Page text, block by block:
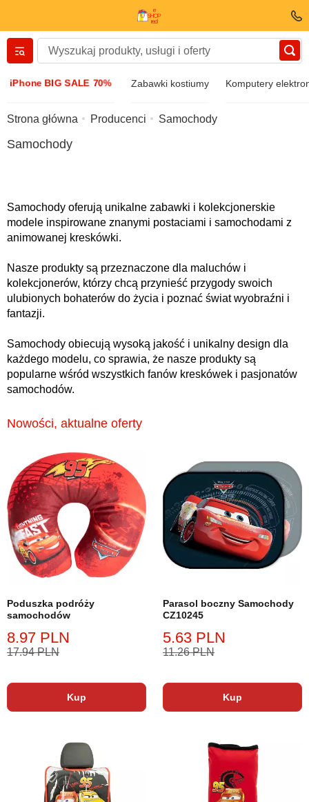
iPhone BIG SALE 70% Zabawki kostiumy Komputery
Вернуться назад
Akcesoria
Biżuteria
Zegarek zegarowy
Strona główna Producenci Samochody
Samochody
Samochody oferują unikalne zabawki i kolekcjonerskie
modele inspirowane znanymi postaciami i samochodami z
animowanej kreskówki.
Nasze produkty są przeznaczone dla maluchów i
kolekcjonerów, którzy chcą przynieść przygody swoich
ulubionych bohaterów do życia i poznać świat wyobraźni i
fantazji.
Samochody obiecują wysoką jakość i unikalny design dla
każdego modelu, co sprawia, że nasze produkty są
popularne wśród wszystkich fanów kreskówek i pasjonatów
samochodów.
Nowości, aktualne oferty
Poduszka podróży
samochodów
8.97 PLN
17.94 PLN
Kup
Parasol boczny Samochody
CZ10245
5.63 PLN
11.26 PLN
Kup